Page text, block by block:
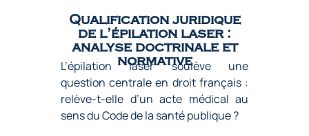
Qualification juridique
de l’épilation laser :
analyse doctrinale et
normative
L’épilation laser soulève une
question centrale en droit français :
relève-t-elle d’un acte médical au
sens du Code de la santé publique ?